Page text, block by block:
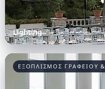
Lighting
ΕΞΟΠΛΙΣΜΟΣ ΓΡΑΦΕΙΟΥ